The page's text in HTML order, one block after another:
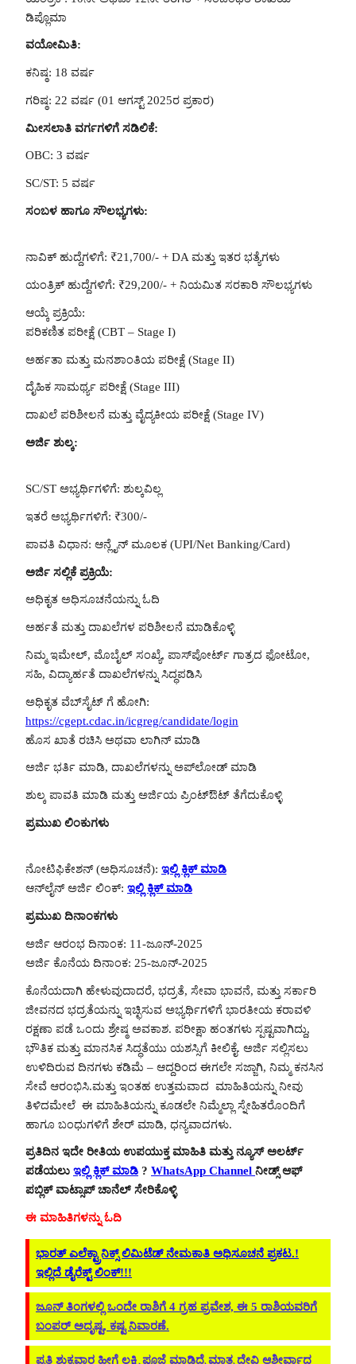
ಡಿಪ್ಲೊಮಾ
ವಯೋಮಿತಿ:
ಕನಿಷ್ಠ: 18 ವರ್ಷ
ಗರಿಷ್ಠ: 22 ವರ್ಷ (01 ಆಗಸ್ಟ್ 2025ರ ಪ್ರಕಾರ)
ಮೀಸಲಾತಿ ವರ್ಗಗಳಿಗೆ ಸಡಿಲಿಕೆ:
OBC: 3 ವರ್ಷ
SC/ST: 5 ವರ್ಷ
ಸಂಬಳ ಹಾಗೂ ಸೌಲಭ್ಯಗಳು:
ನಾವಿಕ್ ಹುದ್ದೆಗಳಿಗೆ: ₹21,700/- + DA ಮತ್ತು ಇತರ ಭತ್ಯೆಗಳು
ಯಂತ್ರಿಕ್ ಹುದ್ದೆಗಳಿಗೆ: ₹29,200/- + ನಿಯಮಿತ ಸರಕಾರಿ ಸೌಲಭ್ಯಗಳು
ಆಯ್ಕೆ ಪ್ರಕ್ರಿಯೆ:
ಪರಿಕಣಿತ ಪರೀಕ್ಷೆ (CBT – Stage I)
ಅರ್ಹತಾ ಮತ್ತು ಮನಶಾಂತಿಯ ಪರೀಕ್ಷೆ (Stage II)
ದೈಹಿಕ ಸಾಮರ್ಥ್ಯ ಪರೀಕ್ಷೆ (Stage III)
ದಾಖಲೆ ಪರಿಶೀಲನೆ ಮತ್ತು ವೈದ್ಯಕೀಯ ಪರೀಕ್ಷೆ (Stage IV)
ಅರ್ಜಿ ಶುಲ್ಕ:
SC/ST ಅಭ್ಯರ್ಥಿಗಳಿಗೆ: ಶುಲ್ಕವಿಲ್ಲ
ಇತರೆ ಅಭ್ಯರ್ಥಿಗಳಿಗೆ: ₹300/-
ಪಾವತಿ ವಿಧಾನ: ಆನ್ಲೈನ್ ಮೂಲಕ (UPI/Net Banking/Card)
ಅರ್ಜಿ ಸಲ್ಲಿಕೆ ಪ್ರಕ್ರಿಯೆ:
ಅಧಿಕೃತ ಅಧಿಸೂಚನೆಯನ್ನು ಓದಿ
ಅರ್ಹತೆ ಮತ್ತು ದಾಖಲೆಗಳ ಪರಿಶೀಲನೆ ಮಾಡಿಕೊಳ್ಳಿ
ನಿಮ್ಮ ಇಮೇಲ್, ಮೊಬೈಲ್ ಸಂಖ್ಯೆ, ಪಾಸ್‌ಪೋರ್ಟ್ ಗಾತ್ರದ ಫೋಟೋ,
ಸಹಿ, ವಿದ್ಯಾರ್ಹತೆ ದಾಖಲೆಗಳನ್ನು ಸಿದ್ಧಪಡಿಸಿ
ಅಧಿಕೃತ ವೆಬ್‌ಸೈಟ್ ಗೆ ಹೋಗಿ:
https://cgept.cdac.in/icgreg/candidate/login
ಹೊಸ ಖಾತೆ ರಚಿಸಿ ಅಥವಾ ಲಾಗಿನ್ ಮಾಡಿ
ಅರ್ಜಿ ಭರ್ತಿ ಮಾಡಿ, ದಾಖಲೆಗಳನ್ನು ಅಪ್‌ಲೋಡ್ ಮಾಡಿ
ಶುಲ್ಕ ಪಾವತಿ ಮಾಡಿ ಮತ್ತು ಅರ್ಜಿಯ ಪ್ರಿಂಟ್‌ಔಟ್ ತೆಗೆದುಕೊಳ್ಳಿ
ಪ್ರಮುಖ ಲಿಂಕುಗಳು
ನೋಟಿಫಿಕೇಶನ್ (ಅಧಿಸೂಚನೆ): ಇಲ್ಲಿ ಕ್ಲಿಕ್ ಮಾಡಿ
ಆನ್‌ಲೈನ್ ಅರ್ಜಿ ಲಿಂಕ್: ಇಲ್ಲಿ ಕ್ಲಿಕ್ ಮಾಡಿ
ಪ್ರಮುಖ ದಿನಾಂಕಗಳು
ಅರ್ಜಿ ಆರಂಭ ದಿನಾಂಕ: 11-ಜೂನ್-2025
ಅರ್ಜಿ ಕೊನೆಯ ದಿನಾಂಕ: 25-ಜೂನ್-2025
ಕೊನೆಯದಾಗಿ ಹೇಳುವುದಾದರೆ, ಭದ್ರತೆ, ಸೇವಾ ಭಾವನೆ, ಮತ್ತು ಸರ್ಕಾರಿ
ಜೀವನದ ಭದ್ರತೆಯನ್ನು ಇಚ್ಛಿಸುವ ಅಭ್ಯರ್ಥಿಗಳಿಗೆ ಭಾರತೀಯ ಕರಾವಳಿ
ರಕ್ಷಣಾ ಪಡೆ ಒಂದು ಶ್ರೇಷ್ಠ ಅವಕಾಶ. ಪರೀಕ್ಷಾ ಹಂತಗಳು ಸ್ಪಷ್ಟವಾಗಿದ್ದು,
ಭೌತಿಕ ಮತ್ತು ಮಾನಸಿಕ ಸಿದ್ಧತೆಯು ಯಶಸ್ಸಿಗೆ ಕೀಲಿಕೈ. ಅರ್ಜಿ ಸಲ್ಲಿಸಲು
ಉಳಿದಿರುವ ದಿನಗಳು ಕಡಿಮೆ – ಆದ್ದರಿಂದ ಈಗಲೇ ಸಜ್ಜಾಗಿ, ನಿಮ್ಮ ಕನಸಿನ
ಸೇವೆ ಆರಂಭಿಸಿ.ಮತ್ತು ಇಂತಹ ಉತ್ತಮವಾದ ಮಾಹಿತಿಯನ್ನು ನೀವು
ತಿಳಿದಮೇಲೆ ಈ ಮಾಹಿತಿಯನ್ನು ಕೂಡಲೇ ನಿಮ್ಮೆಲ್ಲಾ ಸ್ನೇಹಿತರೊಂದಿಗೆ
ಹಾಗೂ ಬಂಧುಗಳಿಗೆ ಶೇರ್ ಮಾಡಿ, ಧನ್ಯವಾದಗಳು.
ಪ್ರತಿದಿನ ಇದೇ ರೀತಿಯ ಉಪಯುಕ್ತ ಮಾಹಿತಿ ಮತ್ತು ನ್ಯೂಸ್ ಅಲರ್ಟ್
ಪಡೆಯಲು ಇಲ್ಲಿ ಕ್ಲಿಕ್ ಮಾಡಿ ? WhatsApp Channel ನೀಡ್ಸ್ ಆಫ್
ಪಬ್ಲಿಕ್ ವಾಟ್ಸಾಪ್ ಚಾನೆಲ್ ಸೇರಿಕೊಳ್ಳಿ
ಈ ಮಾಹಿತಿಗಳನ್ನು ಓದಿ
ಭಾರತ್ ಎಲೆಕ್ಟ್ರಾನಿಕ್ಸ್ ಲಿಮಿಟೆಡ್ ನೇಮಕಾತಿ ಅಧಿಸೂಚನೆ ಪ್ರಕಟ.!
ಇಲ್ಲಿದೆ ಡೈರೆಕ್ಟ್ ಲಿಂಕ್!!!
ಜೂನ್ ತಿಂಗಳಲ್ಲಿ ಒಂದೇ ರಾಶಿಗೆ 4 ಗ್ರಹ ಪ್ರವೇಶ, ಈ 5 ರಾಶಿಯವರಿಗೆ
ಬಂಪರ್ ಅದೃಷ್ಟ, ಕಷ್ಟ ನಿವಾರಣೆ.
ಪ್ರತಿ ಶುಕ್ರವಾರ ಹೀಗೆ ಲಕ್ಷ್ಮಿ ಪೂಜೆ ಮಾಡಿದ್ರೆ ಮಾತ್ರ ದೇವಿ ಆಶೀರ್ವಾದ